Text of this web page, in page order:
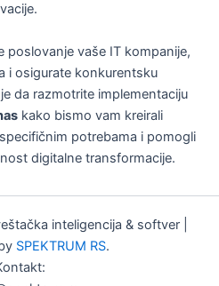
poslovanje vaše IT kompanije,
i osigurate konkurentsku
da razmotrite implementaciju
kako bismo vam kreirali
potrebama i pomogli
digitalne transformacije.
inteligencija & softver |
SPEKTRUM RS.